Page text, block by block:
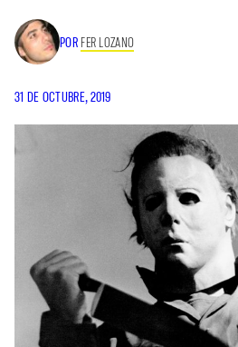
POR FER LOZANO
31 DE OCTUBRE, 2019